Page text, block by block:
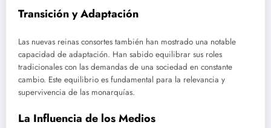
Transición y Adaptación
Las nuevas reinas consortes también han mostrado una notable
capacidad de adaptación. Han sabido equilibrar sus roles
tradicionales con las demandas de una sociedad en constante
cambio. Este equilibrio es fundamental para la relevancia y
supervivencia de las monarquías.
La Influencia de los Medios